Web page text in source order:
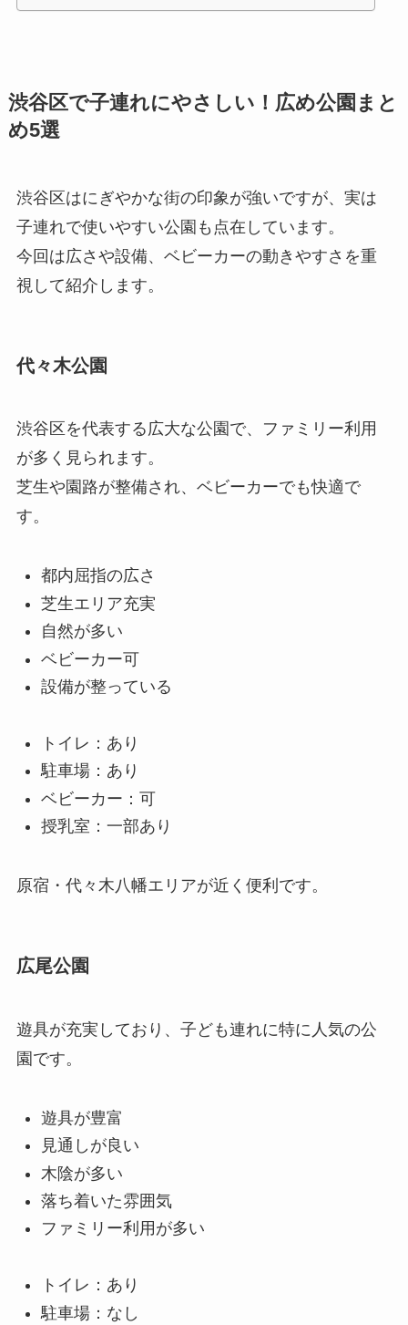
渋谷区で子連れにやさしい！広め公園まと
め5選
渋谷区はにぎやかな街の印象が強いですが、実は
子連れで使いやすい公園も点在しています。
今回は広さや設備、ベビーカーの動きやすさを重
視して紹介します。
代々木公園
渋谷区を代表する広大な公園で、ファミリー利用
が多く見られます。
芝生や園路が整備され、ベビーカーでも快適で
す。
都内屈指の広さ
芝生エリア充実
自然が多い
ベビーカー可
設備が整っている
トイレ：あり
駐車場：あり
ベビーカー：可
授乳室：一部あり
原宿・代々木八幡エリアが近く便利です。
広尾公園
遊具が充実しており、子ども連れに特に人気の公
園です。
遊具が豊富
見通しが良い
木陰が多い
落ち着いた雰囲気
ファミリー利用が多い
トイレ：あり
駐車場：なし